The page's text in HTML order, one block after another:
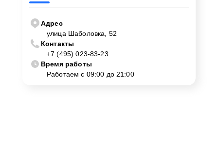
Адрес
улица Шаболовка, 52
Контакты
+7 (495) 023-83-23
Время работы
Работаем с 09:00 до 21:00